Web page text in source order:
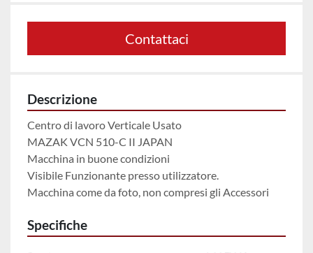
Contattaci
Descrizione
Centro di lavoro Verticale Usato
MAZAK VCN 510-C II JAPAN
Macchina in buone condizioni
Visibile Funzionante presso utilizzatore.
Macchina come da foto, non compresi gli Accessori
Specifiche